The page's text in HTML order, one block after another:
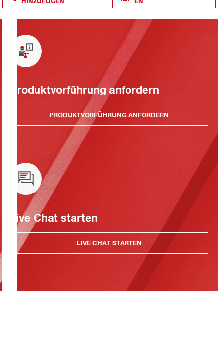
Produktvorführung anfordern
PRODUKTVORFÜHRUNG ANFORDERN
Live Chat starten
LIVE CHAT STARTEN